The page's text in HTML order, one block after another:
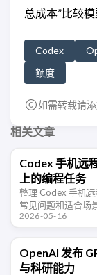
总成本”比较
Codex
额度
如需转载请
相关文章
Codex 手机远
上的编程任务
整理 Codex 手机
常见问题和适合场
行的 Codex 编程任
2026-05-16
OpenAI 发布
与科研能力